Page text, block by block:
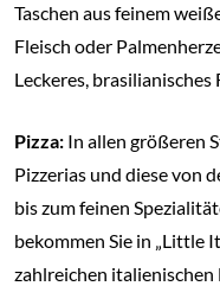
Taschen aus feinem
Fleisch oder
Leckeres, brasilianisches
Pizza: In allen größeren
Pizzerias und diese von
bis zum feinen
bekommen Sie in „Little
zahlreichen